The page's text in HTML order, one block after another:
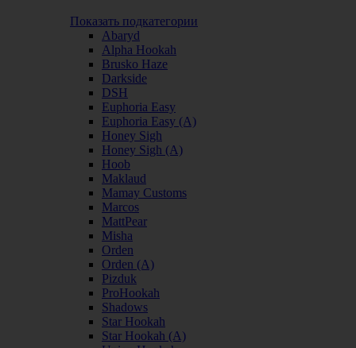
Показать подкатегории
Abaryd
Alpha Hookah
Brusko Haze
Darkside
DSH
Euphoria Easy
Euphoria Easy (А)
Honey Sigh
Honey Sigh (А)
Hoob
Maklaud
Mamay Customs
Marcos
MattPear
Misha
Orden
Orden (А)
Pizduk
ProHookah
Shadows
Star Hookah
Star Hookah (А)